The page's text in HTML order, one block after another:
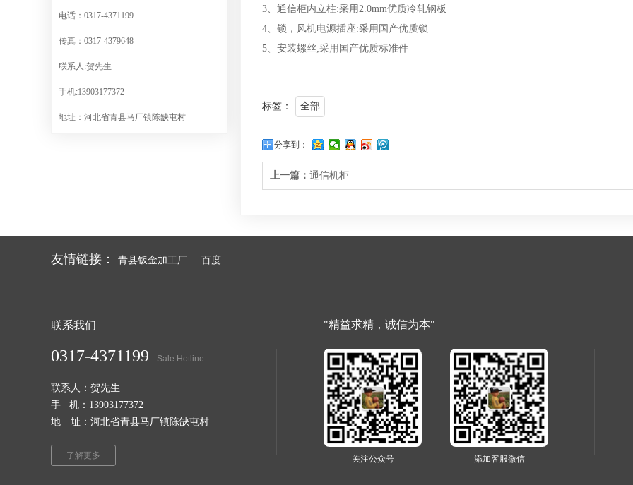
电话：0317-4371199
传真：0317-4379648
联系人:贺先生
手机:13903177372
地址：河北省青县马厂镇陈缺屯村
3、通信柜内立柱:采用2.0mm优质冷轧钢板
4、锁，风机电源插座:采用国产优质锁
5、安装螺丝;采用国产优质标准件
标签： 全部
分享到：
上一篇： 通信机柜
友情链接： 青县钣金加工厂 百度
联系我们
0317-4371199 Sale Hotline
联系人：贺先生
手 机：13903177372
地 址：河北省青县马厂镇陈缺屯村
了解更多
"精益求精，诚信为本"
关注公众号 添加客服微信